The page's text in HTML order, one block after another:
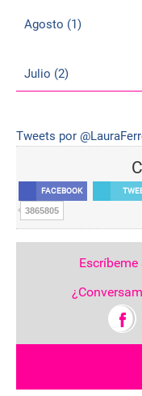
Agosto (1)
Julio (2)
Tweets por
FACEBOOK
3865805
Escríbeme